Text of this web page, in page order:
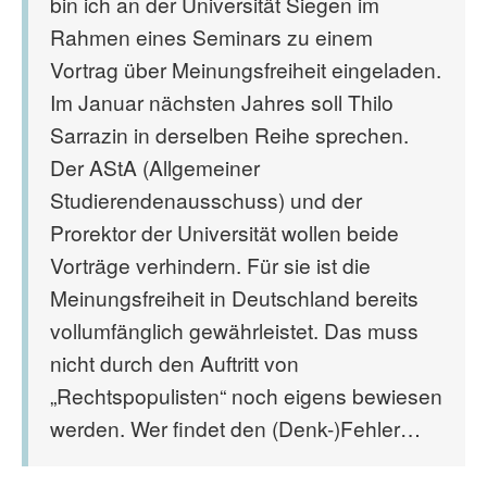
Rahmen eines Seminars zu einem
Vortrag über Meinungsfreiheit eingeladen.
Im Januar nächsten Jahres soll Thilo
Sarrazin in derselben Reihe sprechen.
Der AStA (Allgemeiner
Studierendenausschuss) und der
Prorektor der Universität wollen beide
Vorträge verhindern. Für sie ist die
Meinungsfreiheit in Deutschland bereits
vollumfänglich gewährleistet. Das muss
nicht durch den Auftritt von
„Rechtspopulisten“ noch eigens bewiesen
werden. Wer findet den (Denk-)Fehler…